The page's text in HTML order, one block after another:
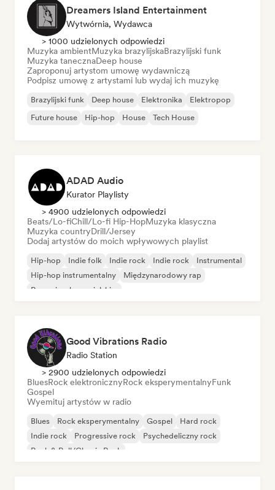
Dreamers Island Entertainment
Wytwórnia, Wydawca
> 1000 udzielonych odpowiedzi
Muzyka ambientMuzyka brazylijskaBrazylijski funk
Muzyka tanecznaDeep house
Zaproponuj artystom umowę wydawniczą
Podpisz umowę z artystami lub wydaj ich muzykę
Brazylijski funk Deep house Elektronika
Elektropop
Future house
Hip-hop House Tech House
ADAD Audio
Kurator Playlisty
> 4900 udzielonych odpowiedzi
Beats/Lo-fiChill/Lo-fi Hip-HopMuzyka klasyczna
Muzyka countryDrill/Jersey
Dodaj artystów do moich wpływowych playlist
Hip-hop Indie folk Indie rock Indie rock
Instrumental
Hip-hop instrumentalny
Międzynarodowy rap
Rap w języku angielskim
Good Vibrations Radio
Radio Station
> 2900 udzielonych odpowiedzi
BluesRock elektronicznyRock eksperymentalnyFunk
Gospel
Wyemituj artystów w radio
Blues Rock eksperymentalny Gospel
Hard rock
Indie rock
Progressive rock
Psychedeliczny rock
Rock & Roll/Classic Rock